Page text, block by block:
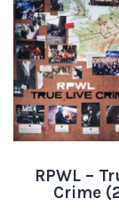
RPWL –
Crime